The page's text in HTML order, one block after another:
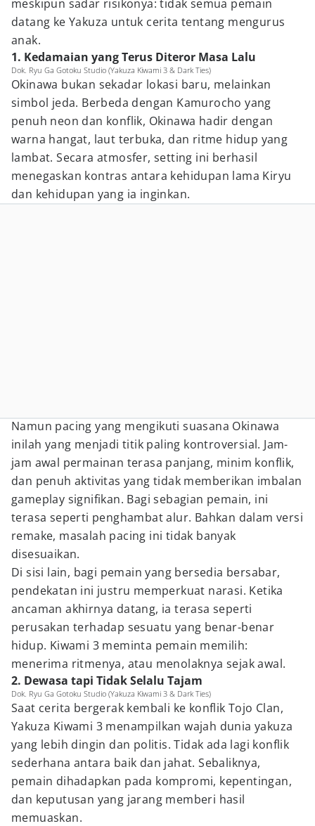
meskipun sadar risikonya: tidak semua pemain
datang ke Yakuza untuk cerita tentang mengurus
anak.
1. Kedamaian yang Terus Diteror Masa Lalu
Dok. Ryu Ga Gotoku Studio (Yakuza Kiwami 3 & Dark Ties)
Okinawa bukan sekadar lokasi baru, melainkan
simbol jeda. Berbeda dengan Kamurocho yang
penuh neon dan konflik, Okinawa hadir dengan
warna hangat, laut terbuka, dan ritme hidup yang
lambat. Secara atmosfer, setting ini berhasil
menegaskan kontras antara kehidupan lama Kiryu
dan kehidupan yang ia inginkan.
Namun pacing yang mengikuti suasana Okinawa
inilah yang menjadi titik paling kontroversial. Jam-
jam awal permainan terasa panjang, minim konflik,
dan penuh aktivitas yang tidak memberikan imbalan
gameplay signifikan. Bagi sebagian pemain, ini
terasa seperti penghambat alur. Bahkan dalam versi
remake, masalah pacing ini tidak banyak
disesuaikan.
Di sisi lain, bagi pemain yang bersedia bersabar,
pendekatan ini justru memperkuat narasi. Ketika
ancaman akhirnya datang, ia terasa seperti
perusakan terhadap sesuatu yang benar-benar
hidup. Kiwami 3 meminta pemain memilih:
menerima ritmenya, atau menolaknya sejak awal.
2. Dewasa tapi Tidak Selalu Tajam
Dok. Ryu Ga Gotoku Studio (Yakuza Kiwami 3 & Dark Ties)
Saat cerita bergerak kembali ke konflik Tojo Clan,
Yakuza Kiwami 3 menampilkan wajah dunia yakuza
yang lebih dingin dan politis. Tidak ada lagi konflik
sederhana antara baik dan jahat. Sebaliknya,
pemain dihadapkan pada kompromi, kepentingan,
dan keputusan yang jarang memberi hasil
memuaskan.